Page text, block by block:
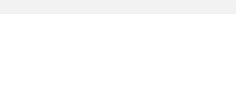
and opening hours